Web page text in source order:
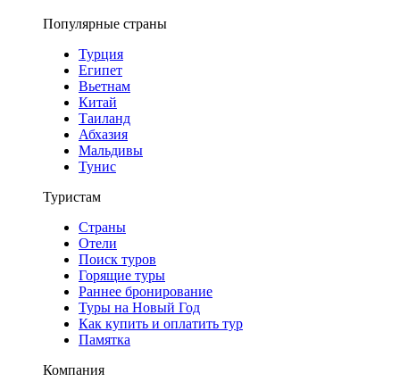
Популярные страны
Турция
Египет
Вьетнам
Китай
Таиланд
Абхазия
Мальдивы
Тунис
Туристам
Страны
Отели
Поиск туров
Горящие туры
Раннее бронирование
Туры на Новый Год
Как купить и оплатить тур
Памятка
Компания